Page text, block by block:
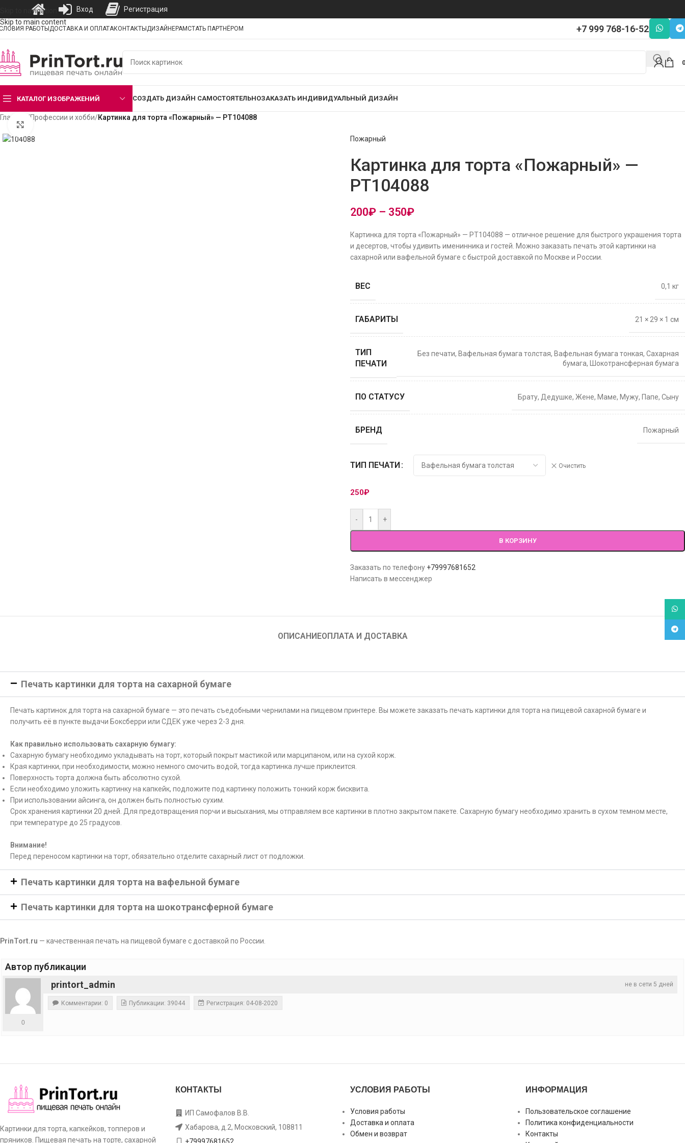
Skip to navigation
Skip to main content
РАБОТЫ ДОСТАВКА И ОПЛАТАКОНТАКТЫ ДИЗАЙНЕРАМСТАТЬ ПАРТНЁРОМ +7 999 768-16-52
0
КАТАЛОГ ИЗОБРАЖЕНИЙ СОЗДАТЬ ДИЗАЙН САМОСТОЯТЕЛЬНОЗАКАЗАТЬ ИНДИВИДУАЛЬНЫЙ ДИЗАЙН
Главная /Профессии и хобби/Картинка для торта «Пожарный» — PT104088
Пожарный
Картинка для торта «Пожарный» —
PT104088
200₽ – 350₽
Картинка для торта «Пожарный» — PT104088 — отличное решение для быстрого украшения торта
и десертов, чтобы удивить именинника и гостей. Можно заказать печать этой картинки на
сахарной или вафельной бумаге с быстрой доставкой по Москве и России.
ВЕС 0,1 кг
ГАБАРИТЫ 21 × 29 × 1 см
ТИП
ПЕЧАТИ
Без печати, Вафельная бумага толстая, Вафельная бумага тонкая, Сахарная
бумага, Шокотрансферная бумага
ПО СТАТУСУ Брату, Дедушке, Жене, Маме, Мужу, Папе, Сыну
БРЕНД Пожарный
ТИП ПЕЧАТИ Очистить
250₽
- +
В КОРЗИНУ
Заказать по телефону +79997681652
Написать в мессенджер
ОПИСАНИЕОПЛАТА И ДОСТАВКА
Печать картинки для торта на сахарной бумаге
Печать картинок для торта на сахарной бумаге — это печать съедобными чернилами на пищевом принтере. Вы можете заказать печать картинки для торта на пищевой сахарной бумаге и
получить её в пункте выдачи Боксберри или СДЕК уже через 2-3 дня.
Как правильно использовать сахарную бумагу:
Сахарную бумагу необходимо укладывать на торт, который покрыт мастикой или марципаном, или на сухой корж.
Края картинки, при необходимости, можно немного смочить водой, тогда картинка лучше приклеится.
Поверхность торта должна быть абсолютно сухой.
Если необходимо уложить картинку на капкейк, подложите под картинку положить тонкий корж бисквита.
При использовании айсинга, он должен быть полностью сухим.
Срок хранения картинки 20 дней. Для предотвращения порчи и высыхания, мы отправляем все картинки в плотно закрытом пакете. Сахарную бумагу необходимо хранить в сухом темном месте,
при температуре до 25 градусов.
Внимание!
Перед переносом картинки на торт, обязательно отделите сахарный лист от подложки.
Печать картинки для торта на вафельной бумаге
Печать картинки для торта на шокотрансферной бумаге
PrinTort.ru — качественная печать на пищевой бумаге с доставкой по России.
Автор публикации
не в сети 5 дней
printort_admin
0
Комментарии: 0 Публикации: 39044 Регистрация: 04-08-2020
Картинки для торта, капкейков, топперов и
пряников. Пищевая печать на торте, сахарной
КОНТАКТЫ
ИП Самофалов В.В.
Хабарова, д.2, Московский, 108811
УСЛОВИЯ РАБОТЫ
Условия работы
Доставка и оплата
Обмен и возврат
ИНФОРМАЦИЯ
Пользовательское соглашение
Политика конфиденциальности
Контакты
Вход Регистрация